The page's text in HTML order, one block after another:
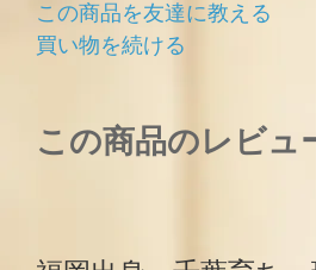
この商品を友達に教える
買い物を続ける
この商品のレビュ